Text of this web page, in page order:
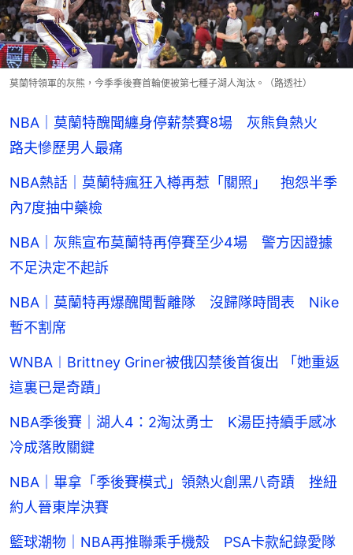
莫蘭特領軍的灰熊，今季季後賽首輪便被第七種子湖人淘汰。（路透社）
NBA｜莫蘭特醜聞纏身停薪禁賽8場 灰熊負熱火
路夫慘歷男人最痛
NBA熱話｜莫蘭特瘋狂入樽再惹「關照」 抱怨半季
內7度抽中藥檢
NBA｜灰熊宣布莫蘭特再停賽至少4場 警方因證據
不足決定不起訴
NBA｜莫蘭特再爆醜聞暫離隊 沒歸隊時間表 Nike
暫不割席
WNBA︱Brittney Griner被俄囚禁後首復出 「她重返
這裏已是奇蹟」
NBA季後賽｜湖人4：2淘汰勇士 K湯臣持續手感冰
冷成落敗關鍵
NBA｜畢拿「季後賽模式」領熱火創黑八奇蹟 挫紐
約人晉東岸決賽
籃球潮物｜NBA再推聯乘手機殼 PSA卡款紀錄愛隊